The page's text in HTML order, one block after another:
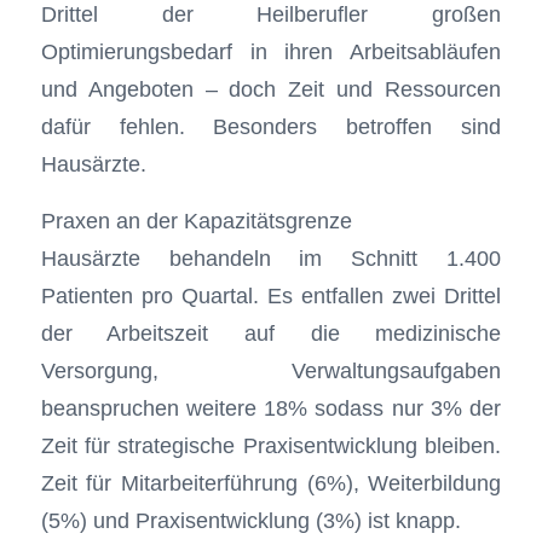
Drittel der Heilberufler großen
Optimierungsbedarf in ihren Arbeitsabläufen
und Angeboten – doch Zeit und Ressourcen
dafür fehlen. Besonders betroffen sind
Hausärzte.
Praxen an der Kapazitätsgrenze
Hausärzte behandeln im Schnitt 1.400
Patienten pro Quartal. Es entfallen zwei Drittel
der Arbeitszeit auf die medizinische
Versorgung, Verwaltungsaufgaben
beanspruchen weitere 18% sodass nur 3% der
Zeit für strategische Praxisentwicklung bleiben.
Zeit für Mitarbeiterführung (6%), Weiterbildung
(5%) und Praxisentwicklung (3%) ist knapp.